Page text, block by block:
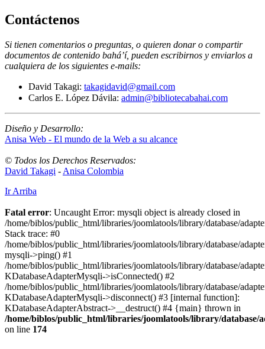
Contáctenos
Si tienen comentarios o preguntas, o quieren donar o compartir
documentos de contenido bahá’í, pueden escribirnos y enviarlos a
cualquiera de los siguientes e-mails:
David Takagi: takagidavid@gmail.com
Carlos E. López Dávila: admin@bibliotecabahai.com
Diseño y Desarrollo:
Anisa Web - El mundo de la Web a su alcance
© Todos los Derechos Reservados:
David Takagi - Anisa Colombia
Ir Arriba
Fatal error: Uncaught Error: mysqli object is already closed in
/home/biblos/public_html/libraries/joomlatools/library/database/
Stack trace: #0
/home/biblos/public_html/libraries/joomlatools/library/database/
mysqli->ping() #1
/home/biblos/public_html/libraries/joomlatools/library/database/
KDatabaseAdapterMysqli->isConnected() #2
/home/biblos/public_html/libraries/joomlatools/library/database/
KDatabaseAdapterMysqli->disconnect() #3 [internal function]:
KDatabaseAdapterAbstract->__destruct() #4 {main} thrown in
/home/biblos/public_html/libraries/joomlatools/library/database/
on line 174